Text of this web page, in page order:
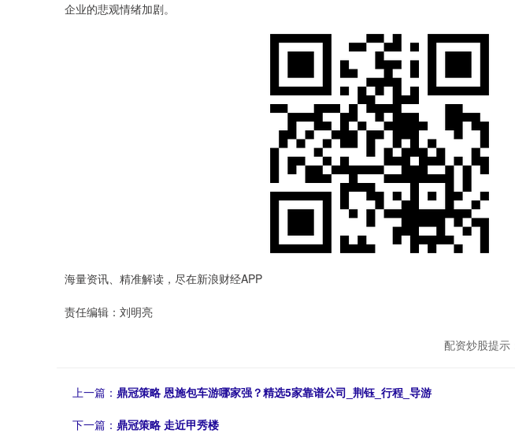
企业的悲观情绪加剧。
海量资讯、精准解读，尽在新浪财经APP
责任编辑：刘明亮
配资炒股提示
上一篇： 鼎冠策略 恩施包车游哪家强？精选5家靠谱公司_荆钰_行程_导游
下一篇： 鼎冠策略 走近甲秀楼